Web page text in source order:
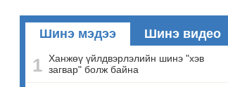
Шинэ мэдээ Шинэ видео
1 Ханжөү үйлдвэрлэлийн шинэ "хэв
загвар" болж байна